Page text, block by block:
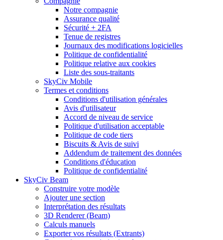
Notre compagnie
Assurance qualité
Sécurité + 2FA
Tenue de registres
Journaux des modifications logicielles
Politique de confidentialité
Politique relative aux cookies
Liste des sous-traitants
SkyCiv Mobile
Termes et conditions
Conditions d'utilisation générales
Avis d'utilisateur
Accord de niveau de service
Politique d'utilisation acceptable
Politique de code tiers
Biscuits & Avis de suivi
Addendum de traitement des données
Conditions d'éducation
Politique de confidentialité
SkyCiv Beam
Construire votre modèle
Ajouter une section
Interprétation des résultats
3D Renderer (Beam)
Calculs manuels
Exporter vos résultats (Extrants)